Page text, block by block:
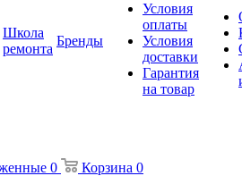
Школа
ремонта
Бренды
Условия
оплаты
Условия
доставки
Гарантия
на товар
0 Корзина 0